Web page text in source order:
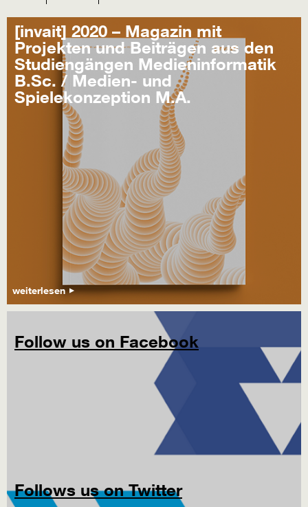
[invait] 2020 – Magazin mit
Projekten und Beiträgen aus den
Studiengängen Medieninformatik
B.Sc. / Medien- und
Spielekonzeption M.A.
weiterlesen
Follow us on Facebook
Follows us on Twitter